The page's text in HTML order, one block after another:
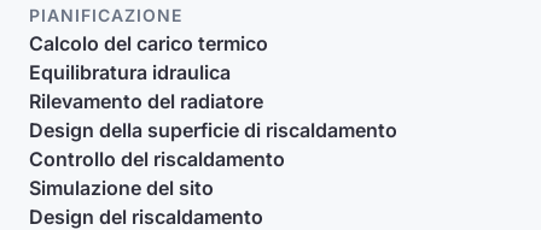
PIANIFICAZIONE
Calcolo del carico termico
Equilibratura idraulica
Rilevamento del radiatore
Design della superficie di riscaldamento
Controllo del riscaldamento
Simulazione del sito
Design del riscaldamento